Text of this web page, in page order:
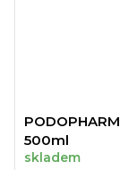
500ml
skladem